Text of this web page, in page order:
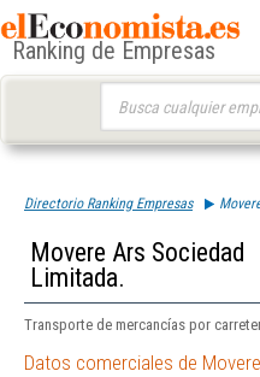
Ranking de Empresas
Directorio Ranking Empresas
Movere Ars Sociedad
Limitada.
Transporte de mercancías por
Datos comerciales de